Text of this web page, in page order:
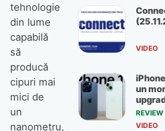
tehnologie
din lume
capabilă
să
producă
cipuri mai
mici de
un
nanometru,
VIDEO
un
REVIEW
VIDEO